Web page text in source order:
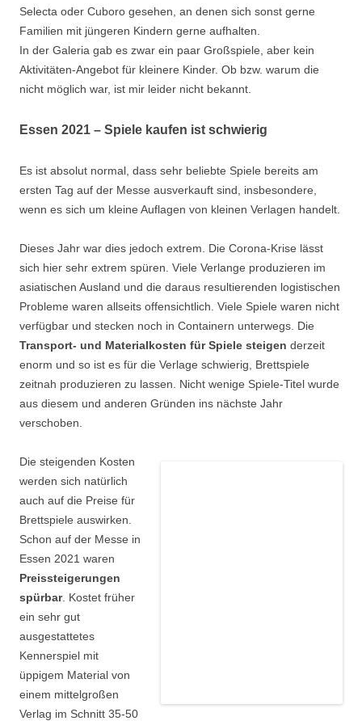
Selecta oder Cuboro gesehen, an denen sich sonst gerne
Familien mit jüngeren Kindern gerne aufhalten.
In der Galeria gab es zwar ein paar Großspiele, aber kein
Aktivitäten-Angebot für kleinere Kinder. Ob bzw. warum die
nicht möglich war, ist mir leider nicht bekannt.
Essen 2021 – Spiele kaufen ist schwierig
Es ist absolut normal, dass sehr beliebte Spiele bereits am
ersten Tag auf der Messe ausverkauft sind, insbesondere,
wenn es sich um kleine Auflagen von kleinen Verlagen handelt.
Dieses Jahr war dies jedoch extrem. Die Corona-Krise lässt
sich hier sehr extrem spüren. Viele Verlange produzieren im
asiatischen Ausland und die daraus resultierenden logistischen
Probleme waren allseits offensichtlich. Viele Spiele waren nicht
verfügbar und stecken noch in Containern unterwegs. Die
Transport- und Materialkosten für Spiele steigen derzeit
enorm und so ist es für die Verlage schwierig, Brettspiele
zeitnah produzieren zu lassen. Nicht wenige Spiele-Titel wurde
aus diesem und anderen Gründen ins nächste Jahr
verschoben.
Die steigenden Kosten
werden sich natürlich
auch auf die Preise für
Brettspiele auswirken.
Schon auf der Messe in
Essen 2021 waren
Preissteigerungen
spürbar. Kostet früher
ein sehr gut
ausgestattetes
Kennerspiel mit
üppigem Material von
einem mittelgroßen
Verlag im Schnitt 35-50